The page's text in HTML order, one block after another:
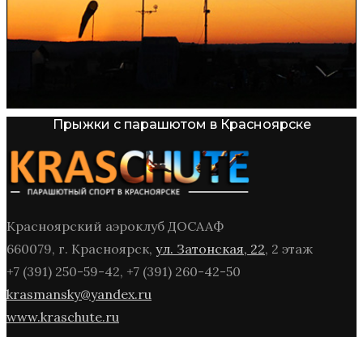
Прыжки с парашютом в Красноярске
Красноярский аэроклуб ДОСААФ
660079, г. Красноярск, ул. Затонская, 22, 2 этаж
+7 (391) 250-59-42, +7 (391) 260-42-50
krasmansky@yandex.ru
www.kraschute.ru